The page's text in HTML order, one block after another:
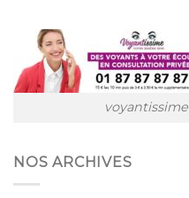
voyantissime
NOS ARCHIVES